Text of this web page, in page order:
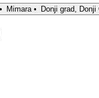
Mimara Donji grad, Donji